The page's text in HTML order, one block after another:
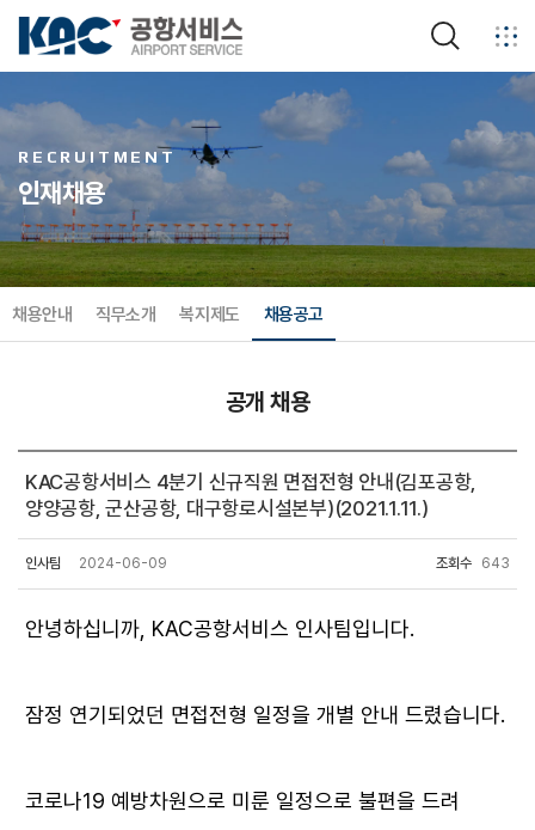
검색
RECRUITMENT
인재채용
채용안내 직무소개 복지제도 채용공고
공개 채용기간제 채용
공개 채용
KAC공항서비스 4분기 신규직원 면접전형 안내(김포공항,
양양공항, 군산공항, 대구항로시설본부)(2021.1.11.)
인사팀 2024-06-09 조회수 643
안녕하십니까, KAC공항서비스 인사팀입니다.
잠정 연기되었던 면접전형 일정을 개별 안내 드렸습니다.
코로나19 예방차원으로 미룬 일정으로 불편을 드려